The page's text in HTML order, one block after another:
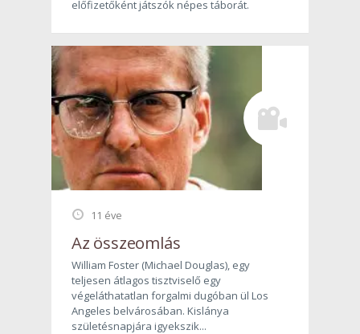
előfizetőként játszók népes táborát.
11 éve
Az összeomlás
William Foster (Michael Douglas), egy
teljesen átlagos tisztviselő egy
végeláthatatlan forgalmi dugóban ül Los
Angeles belvárosában. Kislánya
születésnapjára igyekszik...